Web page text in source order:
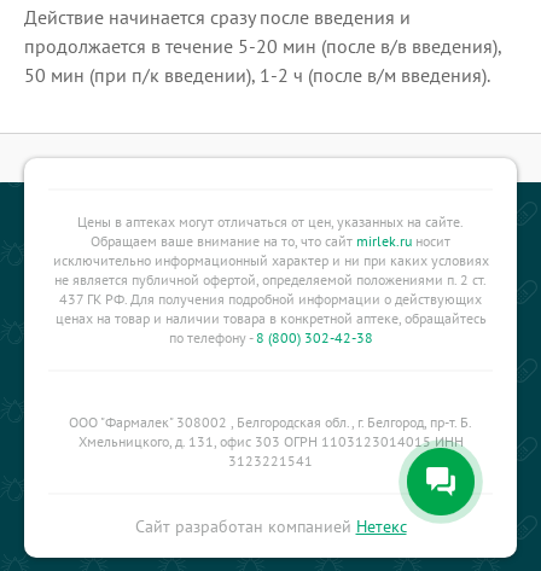
Действие начинается сразу после введения и
продолжается в течение 5-20 мин (после в/в введения),
50 мин (при п/к введении), 1-2 ч (после в/м введения).
Цены в аптеках могут отличаться от цен, указанных на сайте.
Обращаем ваше внимание на то, что сайт mirlek.ru носит
исключительно информационный характер и ни при каких условиях
не является публичной офертой, определяемой положениями п. 2 ст.
437 ГК РФ. Для получения подробной информации о действующих
ценах на товар и наличии товара в конкретной аптеке, обращайтесь
по телефону -8 (800) 302-42-38
ООО "Фармалек" 308002 , Белгородская обл., г. Белгород, пр-т. Б.
Хмельницкого, д. 131, офис 303 ОГРН 1103123014015 ИНН
3123221541
Сайт разработан компанией Нетекс